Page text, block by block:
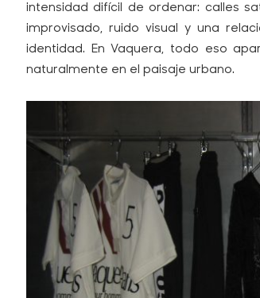
intensidad difícil de ordenar: calles
improvisado, ruido visual y una
identidad. En Vaquera, todo eso
naturalmente en el paisaje urbano.